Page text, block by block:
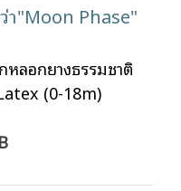
า"Moon Phase"
ลอกยางธรรมชาติ
(0-18m)